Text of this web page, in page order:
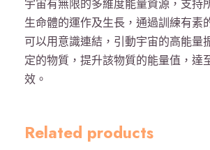
露
-
銀
數
量
宇宙有無限的多維度能量資源，支持
生命體的運作及生長，通過訓練有素
可以用意識連結，引動宇宙的高能量
定的物質，提升該物質的能量值，達
效。
Related products